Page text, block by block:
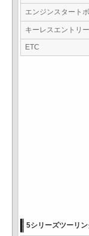
エンジンスタート
キーレスエントリー
ETC
5シリーズツーリ